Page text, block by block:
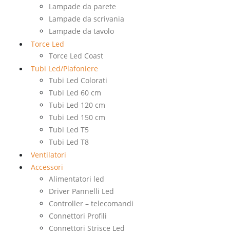
Lampade da parete
Lampade da scrivania
Lampade da tavolo
Torce Led
Torce Led Coast
Tubi Led/Plafoniere
Tubi Led Colorati
Tubi Led 60 cm
Tubi Led 120 cm
Tubi Led 150 cm
Tubi Led T5
Tubi Led T8
Ventilatori
Accessori
Alimentatori led
Driver Pannelli Led
Controller – telecomandi
Connettori Profili
Connettori Strisce Led